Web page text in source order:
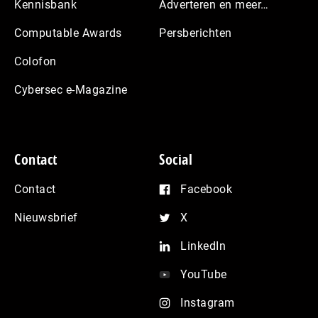
Kennisbank
Computable Awards
Colofon
Cybersec e-Magazine
Adverteren en meer…
Persberichten
Contact
Contact
Nieuwsbrief
Social
Facebook
X
LinkedIn
YouTube
Instagram